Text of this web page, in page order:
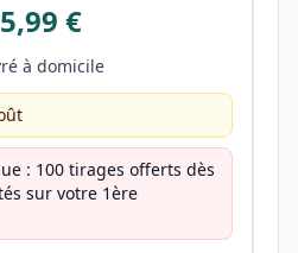
€
à domicile
: 100 tirages offerts dès
sur votre 1ère